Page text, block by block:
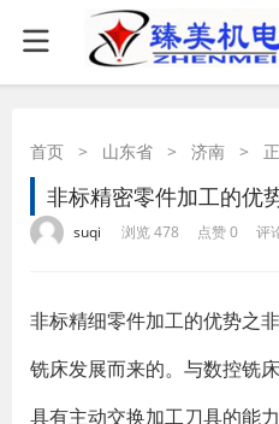
首页 > 山东省 > 济南 >
非标精密零件加工的优
suqi 浏览 478 点赞 0 评
非标精细零件加工的优势之
铣床发展而来的。与数控铣
具有主动交换加工刀具的能